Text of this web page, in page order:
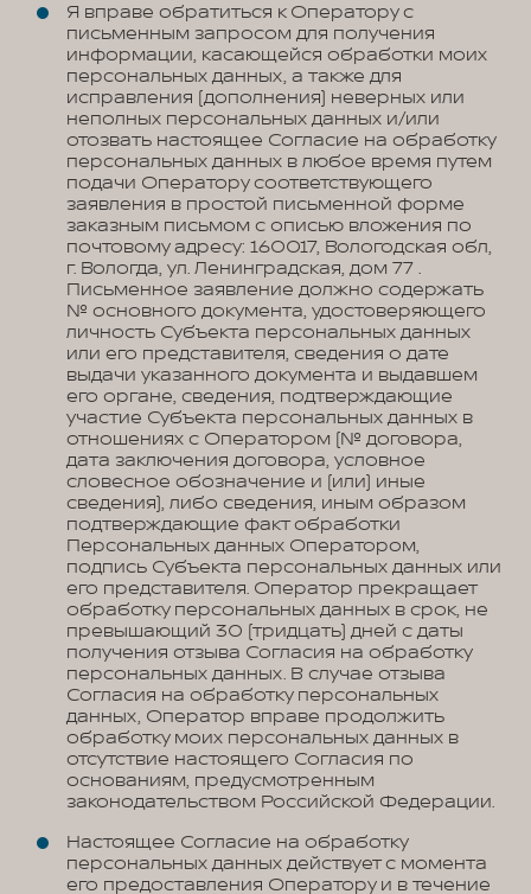
Я вправе обратиться к Оператору с
письменным запросом для получения
информации, касающейся обработки моих
персональных данных, а также для
исправления (дополнения) неверных или
неполных персональных данных и/или
отозвать настоящее Согласие на обработку
персональных данных в любое время путем
подачи Оператору соответствующего
заявления в простой письменной форме
заказным письмом с описью вложения по
почтовому адресу: 160017, Вологодская обл,
г. Вологда, ул. Ленинградская, дом 77 .
Письменное заявление должно содержать
№ основного документа, удостоверяющего
личность Субъекта персональных данных
или его представителя, сведения о дате
выдачи указанного документа и выдавшем
его органе, сведения, подтверждающие
участие Субъекта персональных данных в
отношениях с Оператором (№ договора,
дата заключения договора, условное
словесное обозначение и (или) иные
сведения), либо сведения, иным образом
подтверждающие факт обработки
Персональных данных Оператором,
подпись Субъекта персональных данных или
его представителя. Оператор прекращает
обработку персональных данных в срок, не
превышающий 30 (тридцать) дней с даты
получения отзыва Согласия на обработку
персональных данных. В случае отзыва
Согласия на обработку персональных
данных, Оператор вправе продолжить
обработку моих персональных данных в
отсутствие настоящего Согласия по
основаниям, предусмотренным
законодательством Российской Федерации.
Настоящее Согласие на обработку
персональных данных действует с момента
его предоставления Оператору и в течение